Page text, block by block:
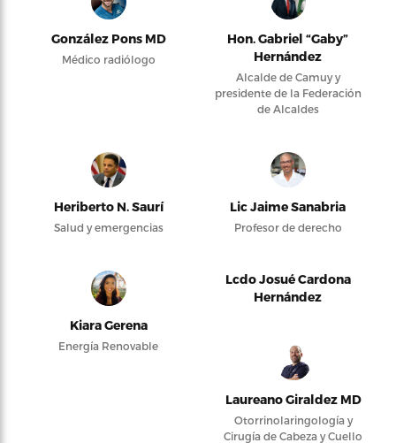
González Pons MD
Médico radiólogo
Hon. Gabriel “Gaby”
Hernández
Alcalde de Camuy y
presidente de la Federación
de Alcaldes
Heriberto N. Saurí
Salud y emergencias
Lic Jaime Sanabria
Profesor de derecho
Kiara Gerena
Energía Renovable
Lcdo Josué Cardona
Hernández
Laureano Giraldez MD
Otorrinolaringología y
Cirugía de Cabeza y Cuello